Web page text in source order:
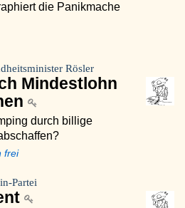
die Panikmache
Rösler
Mindestlohn
durch billige
frei
Partei